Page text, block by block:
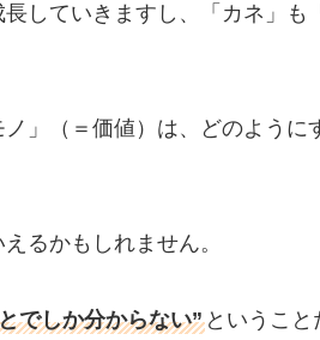
していきますし、「カネ」も
」（＝価値）は、どのように
るかもしれません。
でしか分からない” ということ